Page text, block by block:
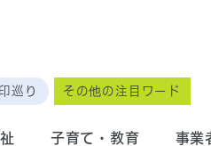
巡り その他の注目ワード
子育て・教育 事業